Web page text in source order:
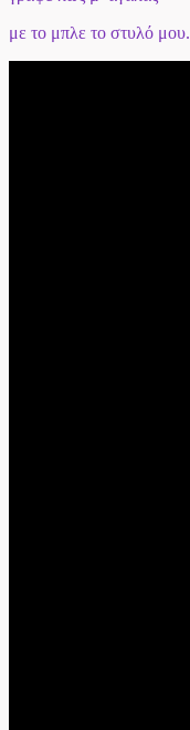
με το μπλε το στυλό μου.